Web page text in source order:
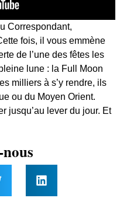
Correspondant,
fois, il vous emmène
de l’une des fêtes les
lune : la Full Moon
milliers à s’y rendre, ils
ou du Moyen Orient.
jusqu’au lever du jour. Et